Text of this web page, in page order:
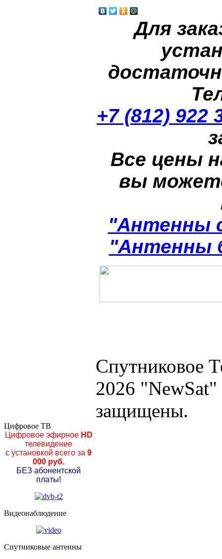
Для
+7 (812) 922
Все цены
вы
"Антенны
"Антенны
Спутниковое
2026
защищены.
Цифровое ТВ
Цифровое эфирноеHD
телевидение
с установкой всего за 9
000 руб.
БЕЗ абонентской
платы!
Видеонаблюдение
Спутниковые антенны